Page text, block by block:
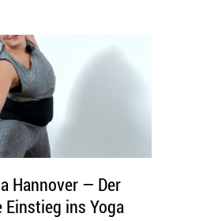
Hannover — Der
Einstieg ins Yoga